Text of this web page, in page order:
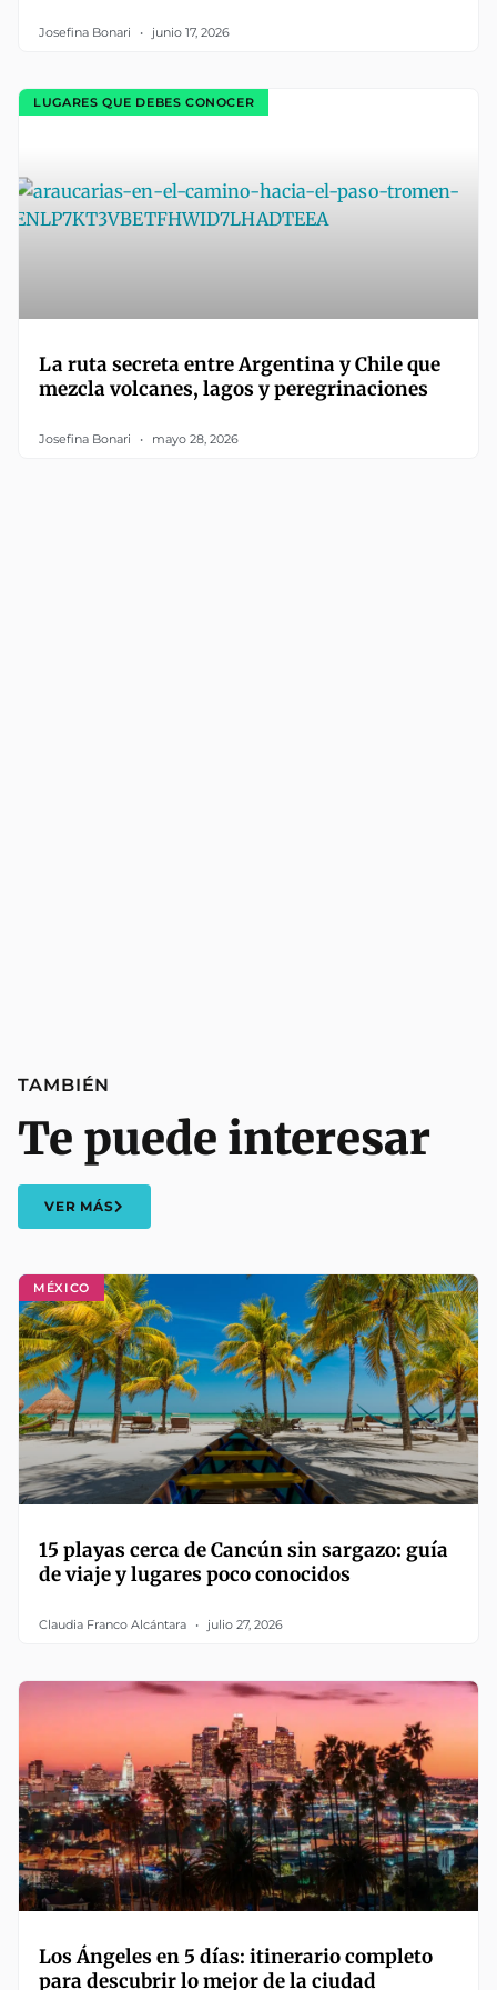
Josefina Bonari junio 17, 2026
LUGARES QUE DEBES CONOCER
La ruta secreta entre Argentina y Chile que
mezcla volcanes, lagos y peregrinaciones
Josefina Bonari mayo 28, 2026
MÉXICO
15 playas cerca de Cancún sin sargazo: guía
de viaje y lugares poco conocidos
Claudia Franco Alcántara julio 27, 2026
Los Ángeles en 5 días: itinerario completo
para descubrir lo mejor de la ciudad
TAMBIÉN
Te puede interesar
VER MÁS